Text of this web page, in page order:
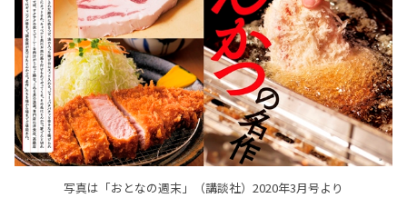
写真は「おとなの週末」（講談社）2020年3月号より